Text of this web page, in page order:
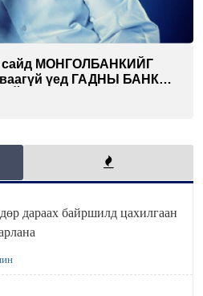
сайд МОНГОЛБАНКИЙГ
үед ГАДНЫ БАНК
дараах байршилд цахилгаан